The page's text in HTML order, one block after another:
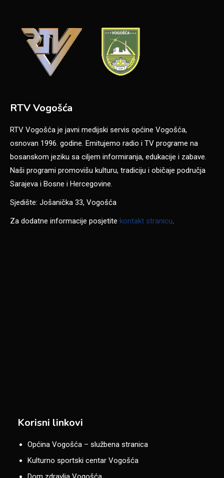
RTV Vogošća
RTV Vogošća je javni medijski servis općine Vogošća,
osnovan 1996. godine. Emitujemo radio i TV programe na
bosanskom jeziku sa ciljem informiranja, edukacije i zabave.
Naši programi promovišu kulturu, tradiciju i običaje područja
Sarajeva i Bosne i Hercegovine.
Sjedište: Jošanička 33, Vogošća
Za dodatne informacije posjetite kontakt stranicu
Korisni linkovi
Općina Vogošća – službena stranica
Kulturno sportski centar Vogošća